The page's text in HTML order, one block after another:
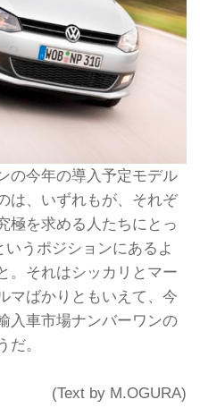
の今年の導入予定モデル
は、いずれもが、それぞ
極を求める人たちにとっ
うポジションにあるよ
。それはシッカリとマー
マばかりともいえて、今
入車市場ナンバーワンの
。
(Text by M.OGURA)